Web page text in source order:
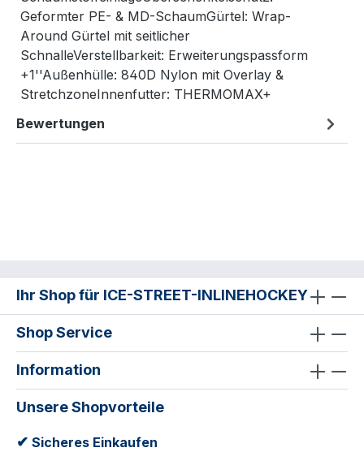
Geformter PE- & MD-SchaumGürtel: Wrap-
Around Gürtel mit seitlicher
SchnalleVerstellbarkeit: Erweiterungspassform
+1''Außenhülle: 840D Nylon mit Overlay &
StretchzoneInnenfutter: THERMOMAX+
Bewertungen
Ihr Shop für ICE-STREET-INLINEHOCKEY
Shop Service
Information
Unsere Shopvorteile
✔ Sicheres Einkaufen